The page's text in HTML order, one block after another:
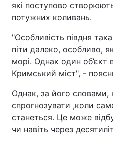
які поступово
потужних коливань.
"Особливість півдня
піти далеко, особливо,
морі. Однак один об’єкт
Кримський міст", -
Однак, за його
спрогнозувати ,коли
станеться. Це може
чи навіть через